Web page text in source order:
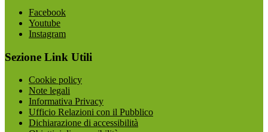
Facebook
Youtube
Instagram
Sezione Link Utili
Cookie policy
Note legali
Informativa Privacy
Ufficio Relazioni con il Pubblico
Dichiarazione di accessibilità